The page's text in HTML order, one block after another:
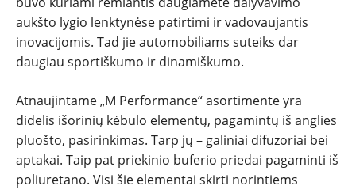
ĮVAIRENYBĖS
aukšto lygio lenktynėse patirtimi ir vadovaujantis
inovacijomis. Tad jie automobiliams suteiks dar
daugiau sportiškumo ir dinamiškumo.
Atnaujintame „M Performance“ asortimente yra
didelis išorinių kėbulo elementų, pagamintų iš anglies
pluošto, pasirinkimas. Tarp jų – galiniai difuzoriai bei
aptakai. Taip pat priekinio buferio priedai pagaminti iš
poliuretano. Visi šie elementai skirti norintiems